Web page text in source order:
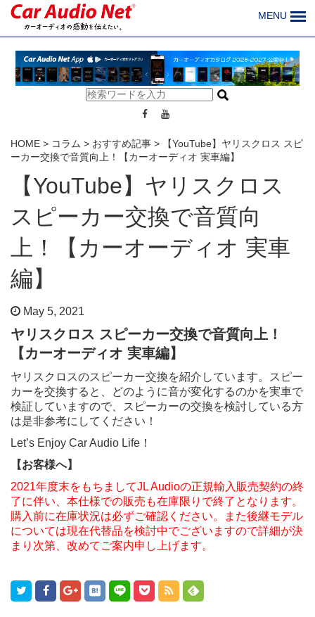
MENU
HOME > コラム > おすすめ記事 >
【YouTube】ヤリスクロス スピ
ーカー交換で音質向上！【カーオーディオ 実車編】
【YouTube】ヤリスクロス
スピーカー交換で音質向
上！【カーオーディオ 実車
編】
May 5, 2021
ヤリスクロス スピーカー交換で音質向上！
【カーオーディオ 実車編】
ヤリスクロスのスピーカー交換を紹介しています。スピー
カーを交換すると、どのように音が変化するのかを実車で
検証していますので、スピーカーの交換を検討している方
は是非参考にしてください！
Let’s Enjoy Car Audio Life！
【お客様へ】
2021年度末をもちましてJL Audioの正規輸入販売契約の終
了に伴い、本仕様での販売も在庫限りで終了となります。
購入前に在庫状況は必ずご確認ください。また後継モデル
については現在代替品を検討中でございますので詳細が決
まり次第、改めてご案内申し上げます。